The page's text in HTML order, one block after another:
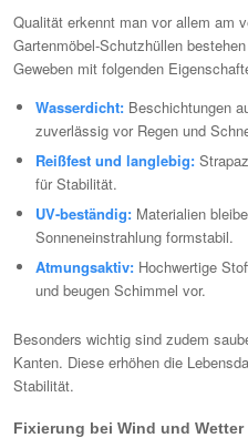
Qualität erkennt man vor allem am
Gartenmöbel-Schutzhüllen
Geweben mit folgenden
Wasserdicht: Beschichtungen
zuverlässig vor Regen und
Reißfest und langlebig:
für Stabilität.
UV-beständig: Materialien
Sonneneinstrahlung formstabil.
Atmungsaktiv: Hochwertige
und beugen Schimmel vor.
Besonders wichtig sind zudem
Kanten. Diese erhöhen die
Stabilität.
Fixierung bei Wind und Wetter